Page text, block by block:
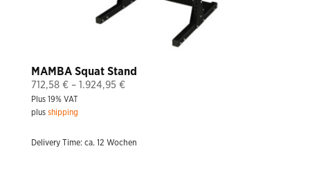
MAMBA Squat Stand
712,58 € – 1.924,95 €Price
1.924,95 €
Plus 19% VAT
plus shipping
Delivery Time: ca. 12 Wochen